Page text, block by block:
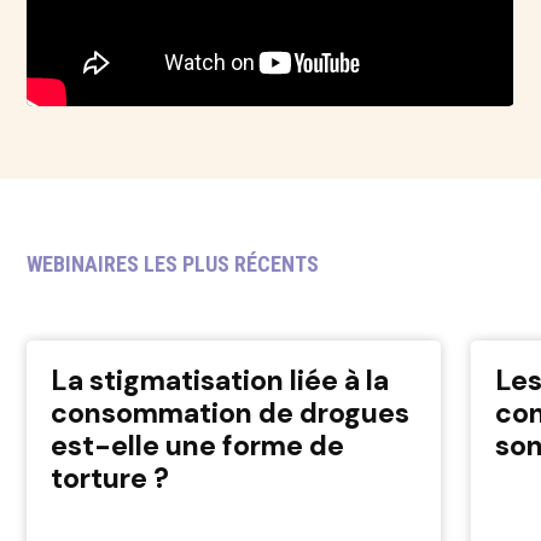
WEBINAIRES LES PLUS RÉCENTS
La stigmatisation liée à la
consommation de drogues
est-elle une forme de
torture ?